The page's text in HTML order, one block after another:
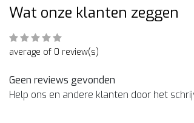
Wat onze klanten zeggen
average of 0 review(s)
Geen reviews gevonden
Help ons en andere klanten door het